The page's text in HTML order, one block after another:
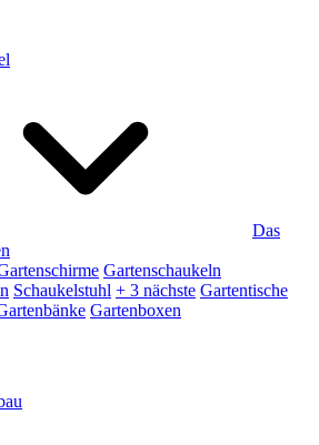
Das
Gartenschaukeln
Schaukelstuhl + 3 nächste Gartentische
Gartenboxen